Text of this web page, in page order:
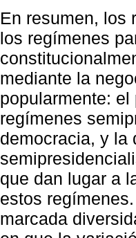
En resumen, los
los regímenes
mediante la
popularmente:
regímenes
democracia, y la
que dan lugar a
estos
marcada